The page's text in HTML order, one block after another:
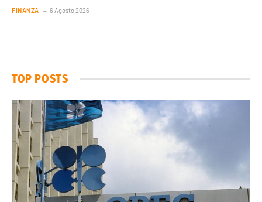
FINANZA 6 Agosto 2026
TOP POSTS